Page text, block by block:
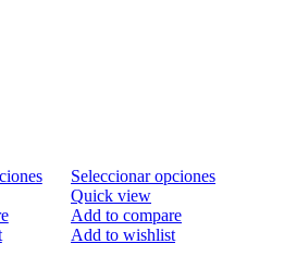
Seleccionar opciones
Quick view
Add to compare
Add to wishlist